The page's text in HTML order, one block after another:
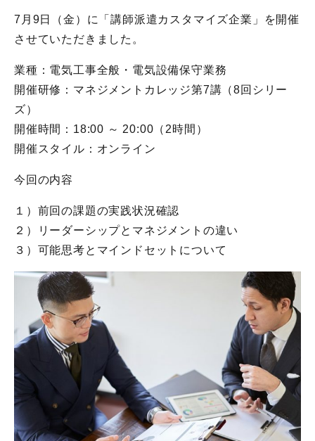
7月9日（金）に「講師派遣カスタマイズ企業」を開催
させていただきました。
業種：電気工事全般・電気設備保守業務
開催研修：マネジメントカレッジ第7講（8回シリー
ズ）
開催時間：18:00 ～ 20:00（2時間）
開催スタイル：オンライン
今回の内容
１）前回の課題の実践状況確認
２）リーダーシップとマネジメントの違い
３）可能思考とマインドセットについて